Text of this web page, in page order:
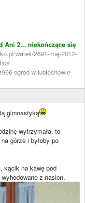
Ani 2... niekończące się
watek/2691-maj-2012-
ogrod-w-lubiechowie-
gimnastyką
wytrzymała, to
górze i byłoby po
kącik na kawę pod
z nasion.